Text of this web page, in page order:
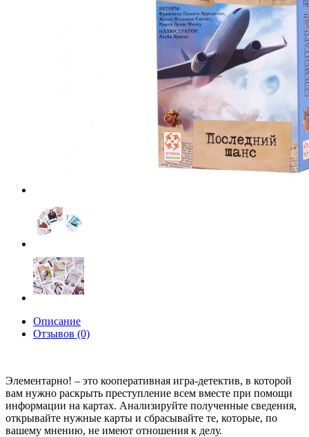
Описание
Отзывов (0)
Элементарно! – это кооперативная игра-детектив, в которой
вам нужно раскрыть преступление всем вместе при помощи
информации на картах. Анализируйте полученные сведения,
открывайте нужные карты и сбрасывайте те, которые, по
вашему мнению, не имеют отношения к делу.